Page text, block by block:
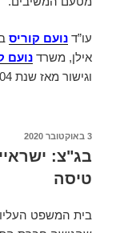
עו”ד נועם קוריס
אילן, משרד נועם
וגישור מאז שנת 2004.
פורסם
3 באוקטובר 2020
בג"צ:
טיסה
בית המשפט